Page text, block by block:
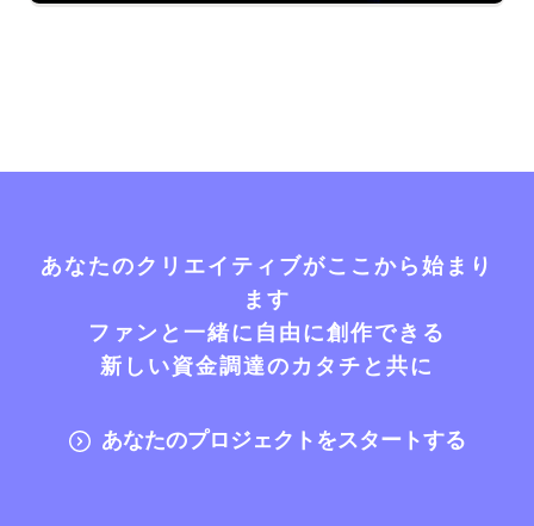
あなたのクリエイティブがここから始まり
ます
ファンと一緒に自由に創作できる
新しい資金調達のカタチと共に
あなたのプロジェクトをスタートする